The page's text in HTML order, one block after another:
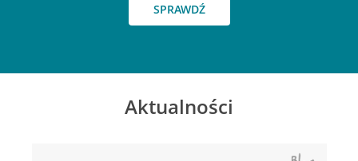
SPRAWDŹ
Aktualności